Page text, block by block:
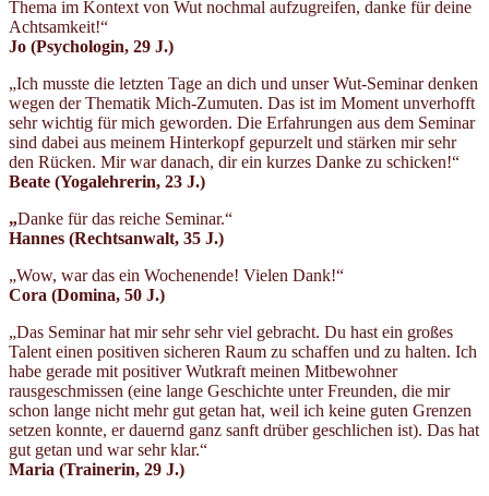
Thema im Kontext von Wut nochmal aufzugreifen, danke für deine
Achtsamkeit!“
Jo (Psychologin, 29 J.)
„Ich musste die letzten Tage an dich und unser Wut-Seminar denken
wegen der Thematik Mich-Zumuten. Das ist im Moment unverhofft
sehr wichtig für mich geworden. Die Erfahrungen aus dem Seminar
sind dabei aus meinem Hinterkopf gepurzelt und stärken mir sehr
den Rücken. Mir war danach, dir ein kurzes Danke zu schicken!“
Beate (Yogalehrerin, 23 J.)
„Danke für das reiche Seminar.“
Hannes (Rechtsanwalt, 35 J.)
„Wow, war das ein Wochenende! Vielen Dank!“
Cora (Domina, 50 J.)
„Das Seminar hat mir sehr sehr viel gebracht. Du hast ein großes
Talent einen positiven sicheren Raum zu schaffen und zu halten. Ich
habe gerade mit positiver Wutkraft meinen Mitbewohner
rausgeschmissen (eine lange Geschichte unter Freunden, die mir
schon lange nicht mehr gut getan hat, weil ich keine guten Grenzen
setzen konnte, er dauernd ganz sanft drüber geschlichen ist). Das hat
gut getan und war sehr klar.“
Maria (Trainerin, 29 J.)